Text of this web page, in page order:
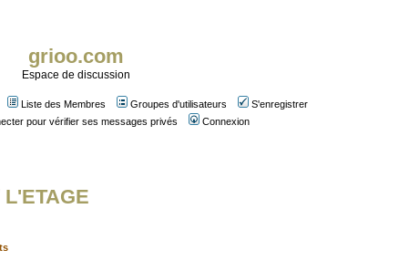
grioo.com
Espace de discussion
Liste des Membres Groupes d'utilisateurs
S'enregistrer
pour vérifier ses messages privés Connexion